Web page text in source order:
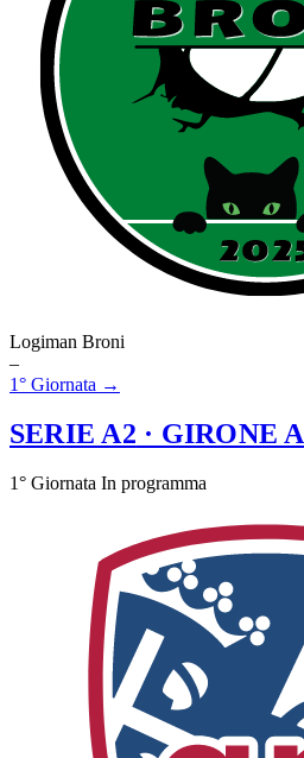
Logiman Broni
–
1° Giornata →
SERIE A2 · GIRONE A
1° Giornata In programma